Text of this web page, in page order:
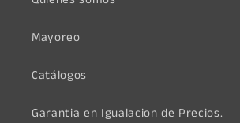
Mayoreo
Catálogos
Garantia en Igualacion de Precios.